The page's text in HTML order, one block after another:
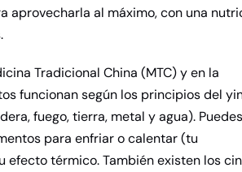
aprovecharla al máximo, con una
Tradicional China (MTC) y en la
funcionan según los principios del
fuego, tierra, metal y agua). Puedes
para enfriar o calentar (tu
efecto térmico. También existen los